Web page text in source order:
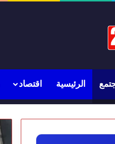
الرئيسية اقتصاد